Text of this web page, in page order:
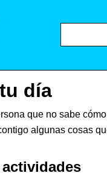
día
que no sabe
algunas cosas